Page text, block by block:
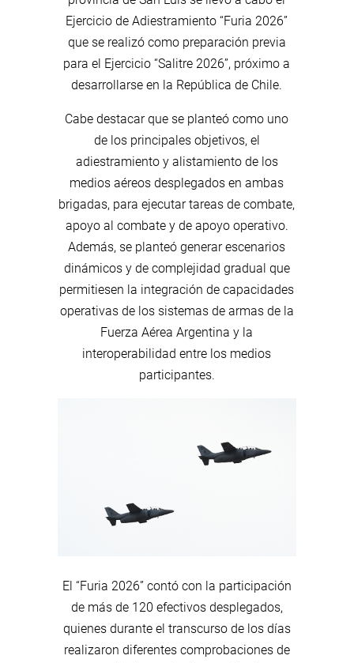
Ejercicio de Adiestramiento “Furia 2026”
que se realizó como preparación previa
para el Ejercicio “Salitre 2026”, próximo a
desarrollarse en la República de Chile.
Cabe destacar que se planteó como uno
de los principales objetivos, el
adiestramiento y alistamiento de los
medios aéreos desplegados en ambas
brigadas, para ejecutar tareas de combate,
apoyo al combate y de apoyo operativo.
Además, se planteó generar escenarios
dinámicos y de complejidad gradual que
permitiesen la integración de capacidades
operativas de los sistemas de armas de la
Fuerza Aérea Argentina y la
interoperabilidad entre los medios
participantes.
El “Furia 2026” contó con la participación
de más de 120 efectivos desplegados,
quienes durante el transcurso de los días
realizaron diferentes comprobaciones de